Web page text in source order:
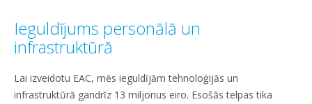
Ieguldījums personālā un
infrastruktūrā
Lai izveidotu EAC, mēs ieguldījām tehnoloģijās un
infrastruktūrā gandrīz 13 miljonus eiro. Esošās telpas tika